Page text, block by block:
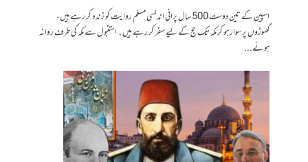
اسپین کے تین دوست 500 سال پرانی اندلسی مسلم روایت کو زندہ کر رہے ہیں،
گھوڑوں پر سوار ہو کر مکہ تک حج کے لیے سفر کر رہے ہیں۔ استنبول سے مکہ کی طرف روانہ
ہوئے...